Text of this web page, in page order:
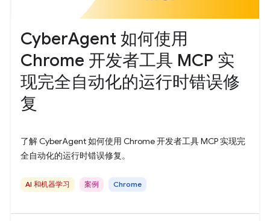
CyberAgent 如何使用
Chrome 开发者工具 MCP 实
现完全自动化的运行时错误修
复
了解 CyberAgent 如何使用 Chrome 开发者工具 MCP 实现完
全自动化的运行时错误修复。
AI 和机器学习 案例 Chrome